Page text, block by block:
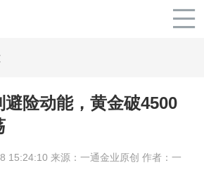
避险动能，黄金破4500
15:24:10 来源：一通金业原创 作者：一